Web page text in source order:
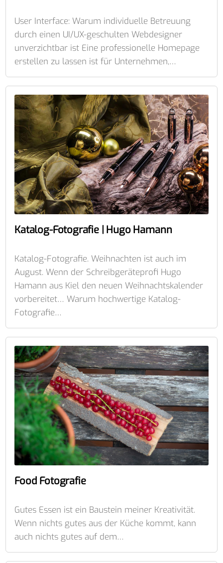
User Interface: Warum individuelle Betreuung
durch einen UI/UX-geschulten Webdesigner
unverzichtbar ist Eine professionelle Homepage
erstellen zu lassen ist für Unternehmen,…
Katalog-Fotografie | Hugo Hamann
Katalog-Fotografie. Weihnachten ist auch im
August. Wenn der Schreibgeräteprofi Hugo
Hamann aus Kiel den neuen Weihnachtskalender
vorbereitet… Warum hochwertige Katalog-
Fotografie…
Food Fotografie
Gutes Essen ist ein Baustein meiner Kreativität.
Wenn nichts gutes aus der Küche kommt, kann
auch nichts gutes auf dem…